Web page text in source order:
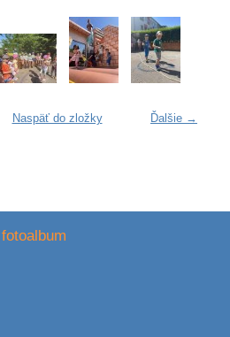
Ďalšie →
Naspäť do zložky
fotoalbum